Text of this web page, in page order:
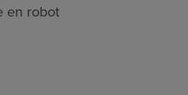
en robot